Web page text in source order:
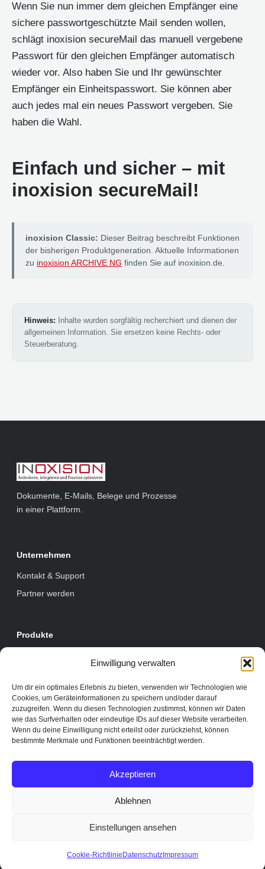
Einwilligung verwalten
Um dir ein optimales Erlebnis zu bieten, verwenden wir Technologien wie
Cookies, um Geräteinformationen zu speichern und/oder darauf
zuzugreifen. Wenn du diesen Technologien zustimmst, können wir Daten
wie das Surfverhalten oder eindeutige IDs auf dieser Website verarbeiten.
Wenn du deine Einwilligung nicht erteilst oder zurückziehst, können
bestimmte Merkmale und Funktionen beeinträchtigt werden.
Akzeptieren
Ablehnen
Einstellungen ansehen
Cookie-Richtlinie Datenschutz Impressum
Wenn Sie nun immer dem gleichen Empfänger eine
sichere passwortgeschützte Mail senden wollen,
schlägt inoxision secureMail das manuell vergebene
Passwort für den gleichen Empfänger automatisch
wieder vor. Also haben Sie und Ihr gewünschter
Empfänger ein Einheitspasswort. Sie können aber
auch jedes mal ein neues Passwort vergeben. Sie
haben die Wahl.
Einfach und sicher – mit
inoxision secureMail!
inoxision Classic: Dieser Beitrag beschreibt Funktionen
der bisherigen Produktgeneration. Aktuelle Informationen
zu inoxision ARCHIVE NG finden Sie auf inoxision.de.
Hinweis: Inhalte wurden sorgfältig recherchiert und dienen der
allgemeinen Information. Sie ersetzen keine Rechts- oder
Steuerberatung.
Dokumente, E-Mails, Belege und Prozesse
in einer Plattform.
Unternehmen
Kontakt & Support
Partner werden
Produkte
Module
Rechtliches